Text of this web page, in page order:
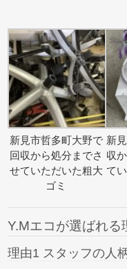
新見市哲多町大野で
回収から処分までさ
せていただいた粗大
ゴミ
新
収
て
Y.Mエコが選ばれる
理由1 スタッフの人